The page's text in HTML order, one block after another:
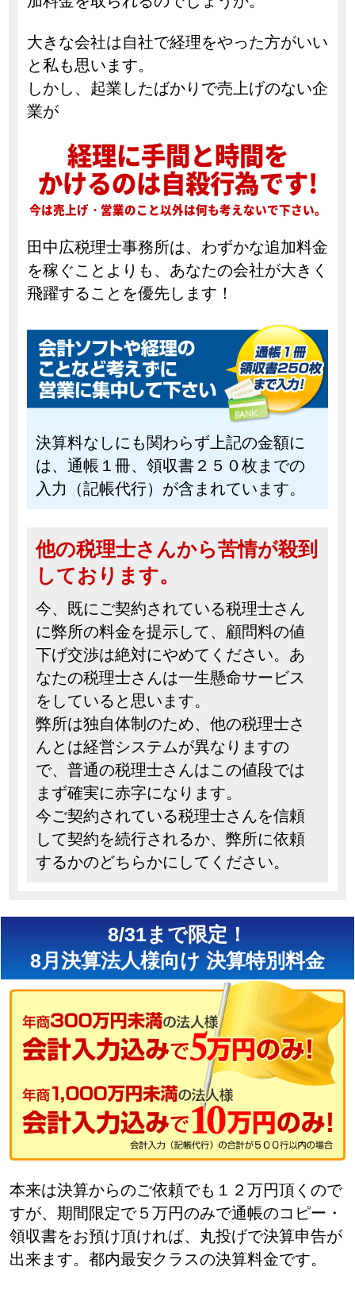
大きな会社は自社で経理をやった方がいい
と私も思います。
しかし、起業したばかりで売上げのない企
業が
経理に手間と時間を
かけるのは自殺行為です!
今は売上げ・営業のこと以外は何も考えないで下さい。
田中広税理士事務所は、わずかな追加料金
を稼ぐことよりも、あなたの会社が大きく
飛躍することを優先します！
決算料なしにも関わらず上記の金額に
は、通帳１冊、領収書２５０枚までの
入力（記帳代行）が含まれています。
他の税理士さんから苦情が殺到
しております。
今、既にご契約されている税理士さん
に弊所の料金を提示して、顧問料の値
下げ交渉は絶対にやめてください。あ
なたの税理士さんは一生懸命サービス
をしていると思います。
弊所は独自体制のため、他の税理士さ
んとは経営システムが異なりますの
で、普通の税理士さんはこの値段では
まず確実に赤字になります。
今ご契約されている税理士さんを信頼
して契約を続行されるか、弊所に依頼
するかのどちらかにしてください。
8/31まで限定！
8月決算法人様向け 決算特別料金
本来は決算からのご依頼でも１２万円頂くので
すが、期間限定で５万円のみで通帳のコピー・
領収書をお預け頂ければ、丸投げで決算申告が
出来ます。都内最安クラスの決算料金です。